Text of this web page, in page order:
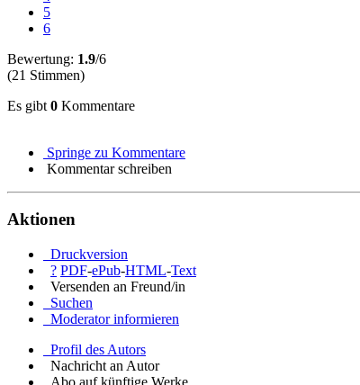
5
6
Bewertung: 1.9/6
(21 Stimmen)
Es gibt 0 Kommentare
Springe zu Kommentare
Kommentar schreiben
Aktionen
Druckversion
? PDF-ePub-HTML-Text
Versenden an Freund/in
Suchen
Moderator informieren
Profil des Autors
Nachricht an Autor